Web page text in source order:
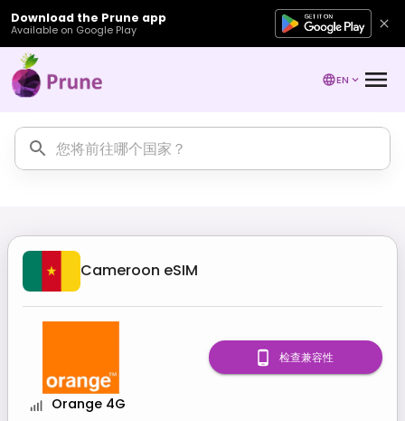
Download the Prune app
Available on Google Play
EN
Cameroon eSIM
Orange 4G
检查兼容性